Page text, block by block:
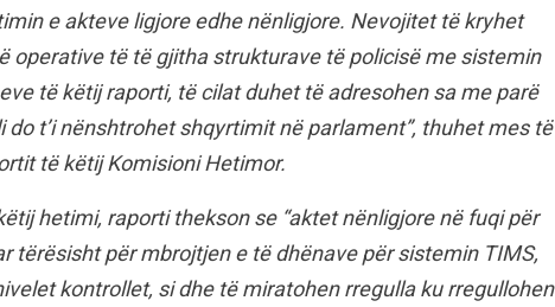
e akteve ligjore edhe nënligjore. Nevojitet të kryhet
operative të të gjitha strukturave të policisë me sistemin
të këtij raporti, të cilat duhet të adresohen sa me parë
t’i nënshtrohet shqyrtimit në parlament”, thuhet mes të
të këtij Komisioni Hetimor.
hetimi, raporti thekson se “aktet nënligjore në fuqi për
tërësisht për mbrojtjen e të dhënave për sistemin TIMS,
kontrollet, si dhe të miratohen rregulla ku rregullohen